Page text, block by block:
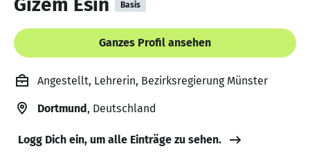
Basis
Ganzes Profil ansehen
Angestellt, Lehrerin, Bezirksregierung Münster
Dortmund, Deutschland
Logg Dich ein, um alle Einträge zu sehen.